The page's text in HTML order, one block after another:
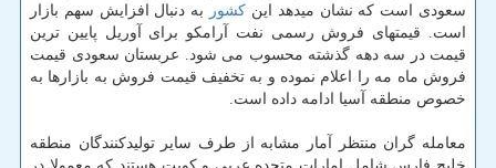
سعودی است كه نشان میدهد این كشور
به دنبال افزایش سهم بازار
است. قیمتهای فروش رسمی نفت آرامكو برای آوریل پایین ترین
قیمت در سه دهه گذشته محسوب می شود. عربستان سعودی قیمت
فروش ماه مه را اعلام نموده و به تخفیف قیمت فروش به بازارها به
خصوص منطقه آسیا ادامه داده است.
معامله گران منتظر آمار مشابه از طرف سایر تولیدكنندگان منطقه
خلیج فارس شامل امارات متحده عربی و كویت هستند كه معمولا در